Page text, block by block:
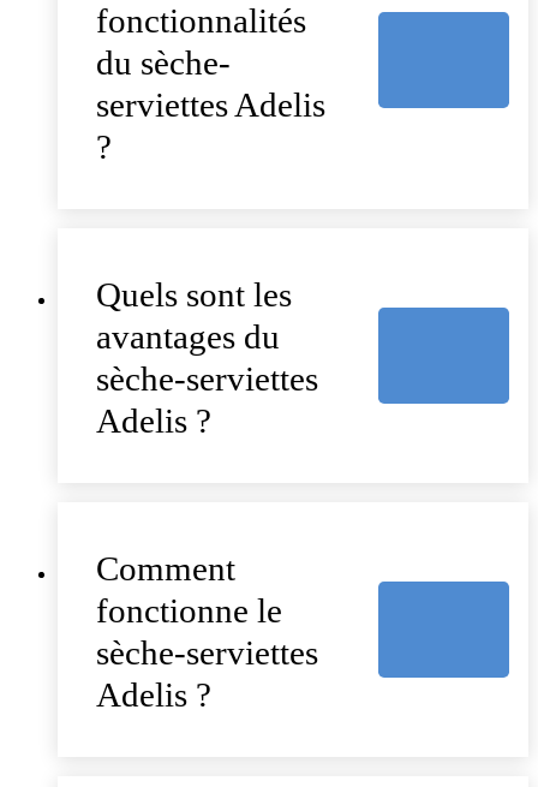
fonctionnalités
du sèche-
serviettes Adelis
?
Quels sont les
avantages du
sèche-serviettes
Adelis ?
Comment
fonctionne le
sèche-serviettes
Adelis ?